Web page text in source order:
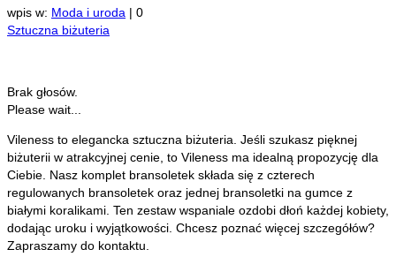
wpis w: Moda i uroda | 0
Sztuczna biżuteria
Brak głosów.
Please wait...
Vileness to elegancka sztuczna biżuteria. Jeśli szukasz pięknej
biżuterii w atrakcyjnej cenie, to Vileness ma idealną propozycję dla
Ciebie. Nasz komplet bransoletek składa się z czterech
regulowanych bransoletek oraz jednej bransoletki na gumce z
białymi koralikami. Ten zestaw wspaniale ozdobi dłoń każdej kobiety,
dodając uroku i wyjątkowości. Chcesz poznać więcej szczegółów?
Zapraszamy do kontaktu.